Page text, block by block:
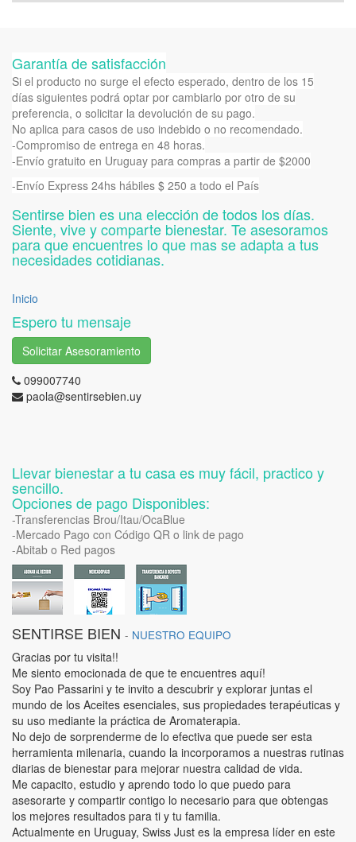
Garantía de satisfacción
Si el producto no surge el efecto esperado, dentro de los 15
días siguientes podrá optar por cambiarlo por otro de su
preferencia, o solicitar la devolución de su pago.
No aplica para casos de uso indebido o no recomendado.
-Compromiso de entrega en 48 horas.
-Envío gratuito en Uruguay para compras a partir de $2000
-Envío Express 24hs hábiles $ 250 a todo el País
Sentirse bien es una elección de todos los días.
Siente, vive y comparte bienestar. Te asesoramos
para que encuentres lo que mas se adapta a tus
necesidades cotidianas.
Inicio
Espero tu mensaje
Solicitar Asesoramiento
099007740
paola@sentirsebien.uy
Llevar bienestar a tu casa es muy fácil, practico y
sencillo.
Opciones de pago Disponibles:
-Transferencias Brou/Itau/OcaBlue
-Mercado Pago con Código QR o link de pago
-Abitab o Red pagos
SENTIRSE BIEN - NUESTRO EQUIPO
Gracias por tu visita!!
Me siento emocionada de que te encuentres aquí!
Soy Pao Passarini y te invito a descubrir y explorar juntas el
mundo de los Aceites esenciales, sus propiedades terapéuticas y
su uso mediante la práctica de Aromaterapia.
No dejo de sorprenderme de lo efectiva que puede ser esta
herramienta milenaria, cuando la incorporamos a nuestras rutinas
diarias de bienestar para mejorar nuestra calidad de vida.
Me capacito, estudio y aprendo todo lo que puedo para
asesorarte y compartir contigo lo necesario para que obtengas
los mejores resultados para ti y tu familia.
Actualmente en Uruguay, Swiss Just es la empresa líder en este